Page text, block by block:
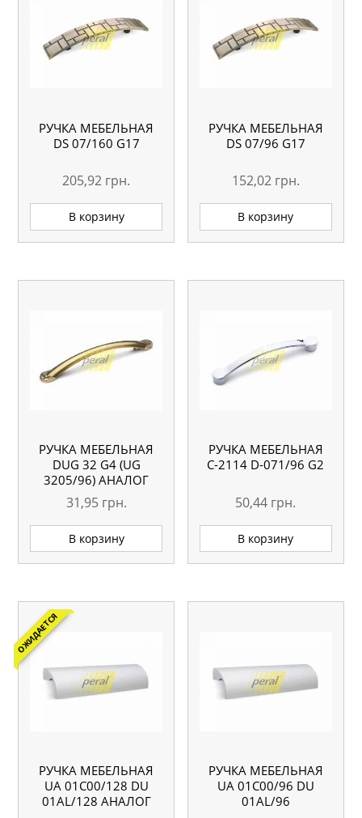
РУЧКА МЕБЕЛЬНАЯ
DS 07/160 G17
205,92 грн.
В корзину
РУЧКА МЕБЕЛЬНАЯ
DS 07/96 G17
152,02 грн.
В корзину
РУЧКА МЕБЕЛЬНАЯ
DUG 32 G4 (UG
3205/96) АНАЛОГ
31,95 грн.
В корзину
РУЧКА МЕБЕЛЬНАЯ
С-2114 D-071/96 G2
50,44 грн.
В корзину
ОЖИДАЕТСЯ
РУЧКА МЕБЕЛЬНАЯ
UA 01С00/128 DU
01AL/128 АНАЛОГ
РУЧКА МЕБЕЛЬНАЯ
UA 01С00/96 DU
01AL/96